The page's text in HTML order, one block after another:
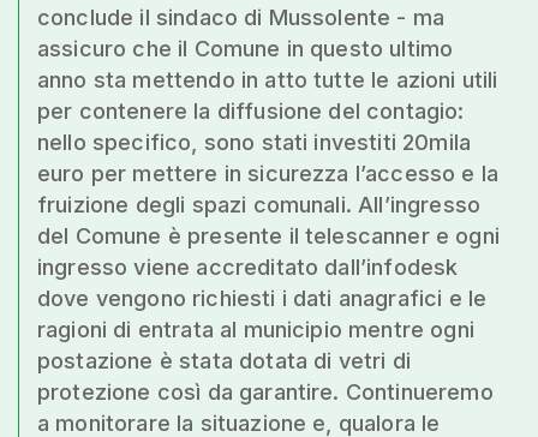
conclude il sindaco di Mussolente - ma
assicuro che il Comune in questo ultimo
anno sta mettendo in atto tutte le azioni utili
per contenere la diffusione del contagio:
nello specifico, sono stati investiti 20mila
euro per mettere in sicurezza l’accesso e la
fruizione degli spazi comunali. All’ingresso
del Comune è presente il telescanner e ogni
ingresso viene accreditato dall’infodesk
dove vengono richiesti i dati anagrafici e le
ragioni di entrata al municipio mentre ogni
postazione è stata dotata di vetri di
protezione così da garantire. Continueremo
a monitorare la situazione e, qualora le